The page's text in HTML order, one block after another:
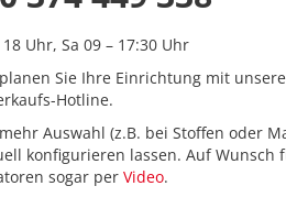
18 Uhr,Sa 09 – 17:30 Uhr
Sie Ihre Einrichtung mit
Hotline.
Auswahl (z.B. bei Stoffen oder
konfigurieren lassen. Auf Wunsch
sogar per Video.